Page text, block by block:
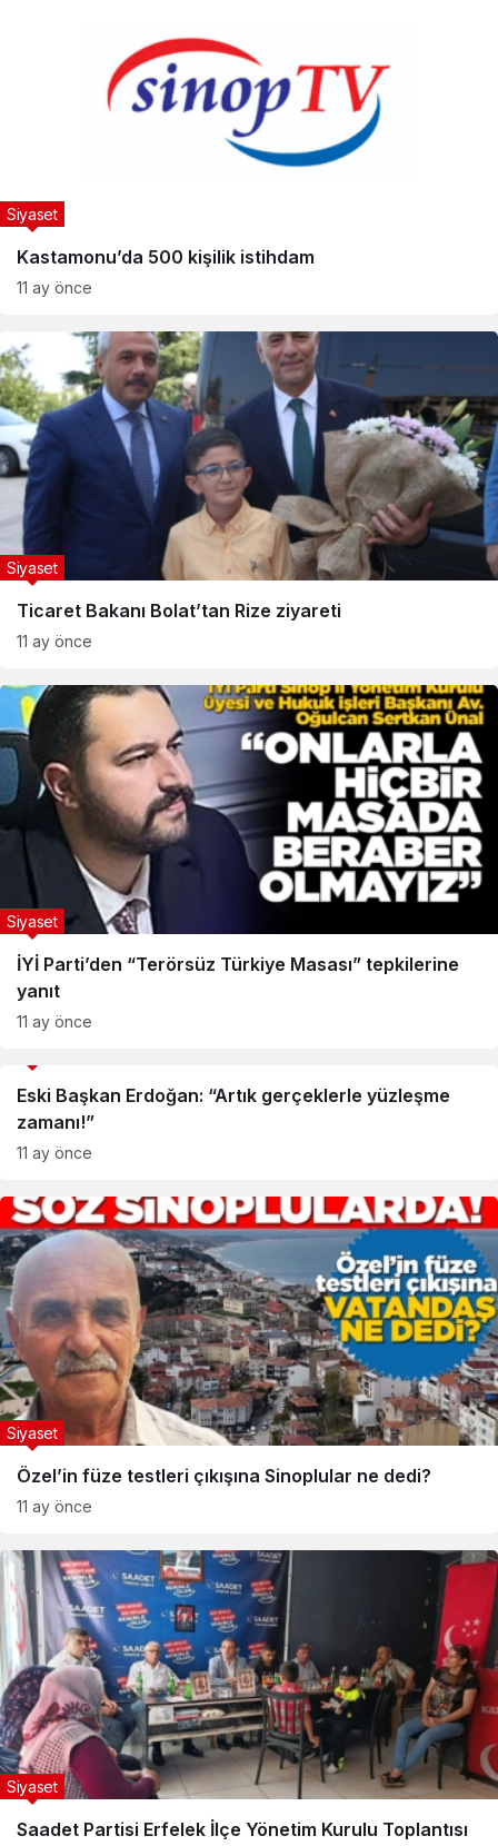
Kastamonu’da 500 kişilik istihdam
Siyaset
11 ay önce
Ticaret Bakanı Bolat’tan Rize ziyareti
Siyaset
11 ay önce
İYİ Parti’den “Terörsüz Türkiye Masası” tepkilerine
yanıt
Siyaset
11 ay önce
Eski Başkan Erdoğan: “Artık gerçeklerle yüzleşme
zamanı!”
11 ay önce
Özel’in füze testleri çıkışına Sinoplular ne dedi?
Siyaset
11 ay önce
Saadet Partisi Erfelek İlçe Yönetim Kurulu Toplantısı
Siyaset